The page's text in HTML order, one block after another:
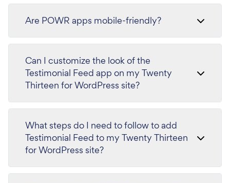
Are POWR apps mobile-friendly?
Can I customize the look of the
Testimonial Feed app on my Twenty
Thirteen for WordPress site?
What steps do I need to follow to add
Testimonial Feed to my Twenty Thirteen
for WordPress site?